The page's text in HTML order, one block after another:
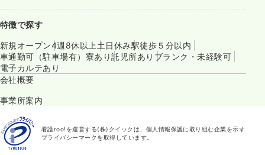
特徴で探す
新規オープン4週8休以上 土日休み駅徒歩５分以内
車通勤可（駐車場有） 寮あり託児所あり ブランク・未経験可
電子カルテあり
会社概要
事業所案内
看護roo!を運営する(株)クイックは、個人情報保護に取り組む企業を示す
プライバシーマークを取得しています。